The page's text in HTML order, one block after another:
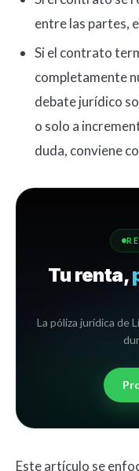
entre las partes,
Si el contrato
completamente
debate jurídico
o solo a
duda, conviene
Tu renta,
La póliza jurídica de
Este artículo se